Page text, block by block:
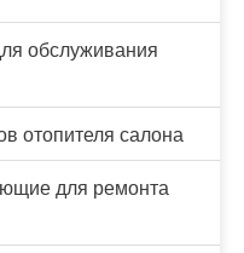
обслуживания
отопителя салона
для ремонта